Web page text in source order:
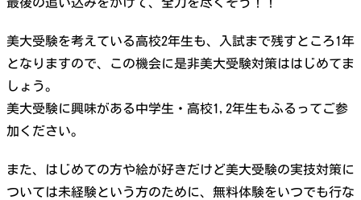
美大受験を考えている高校2年生も、入試まで残すところ1年
となりますので、この機会に是非美大受験対策ははじめてま
しょう。
美大受験に興味がある中学生・高校1,2年生もふるってご参
加ください。
また、はじめての方や絵が好きだけど美大受験の実技対策に
ついては未経験という方のために、無料体験をいつでも行な